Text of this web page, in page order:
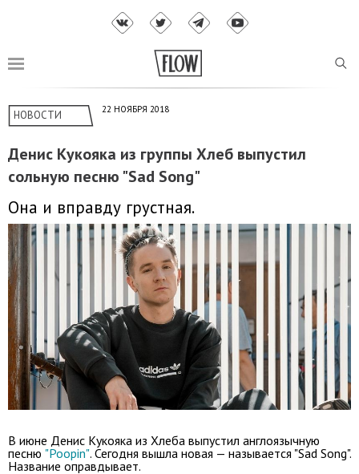
НОВОСТИ 22 НОЯБРЯ 2018
Денис Кукояка из группы Хлеб выпустил
сольную песню "Sad Song"
Она и вправду грустная.
В июне Денис Кукояка из Хлеба выпустил англоязычную
песню "Poopin". Сегодня вышла новая — называется "Sad Song".
Название оправдывает.